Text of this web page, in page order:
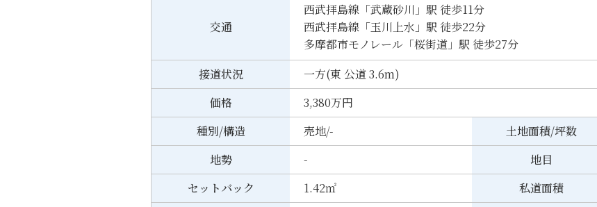
交通
西武拝島線「武蔵砂川」駅 徒歩11分
西武拝島線「玉川上水」駅 徒歩22分
多摩都市モノレール「桜街道」駅 徒歩27分
接道状況
一方(東 公道 3.6m)
価格
3,380万円
種別/構造
売地/- 土地面積/坪数
地勢
- 地目
セットバック
1.42㎡ 私道面積